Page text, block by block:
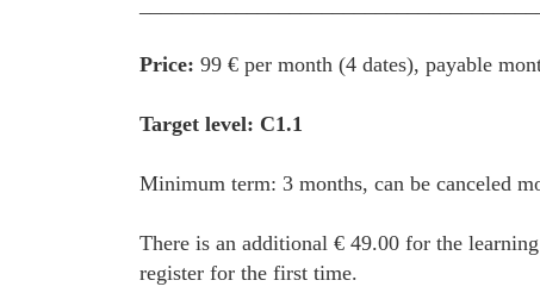
Price: 99 € per month (4 dates), payable
Target level: C1.1
Minimum term: 3 months, can be canceled
There is an additional € 49.00 for the
register for the first time.